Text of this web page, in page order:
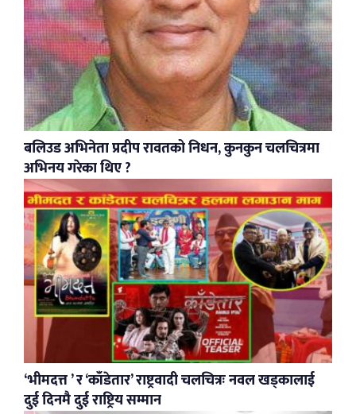
बलिउड अभिनेता प्रदीप रावतको निधन, कुनकुन चलचित्रमा
अभिनय गरेका थिए ?
‘भीमदत्त ’ र ‘काँडेतार’ राष्ट्रवादी चलचित्रः नवल खड्कालाई
दुई दिनमै दुई राष्ट्रिय सम्मान